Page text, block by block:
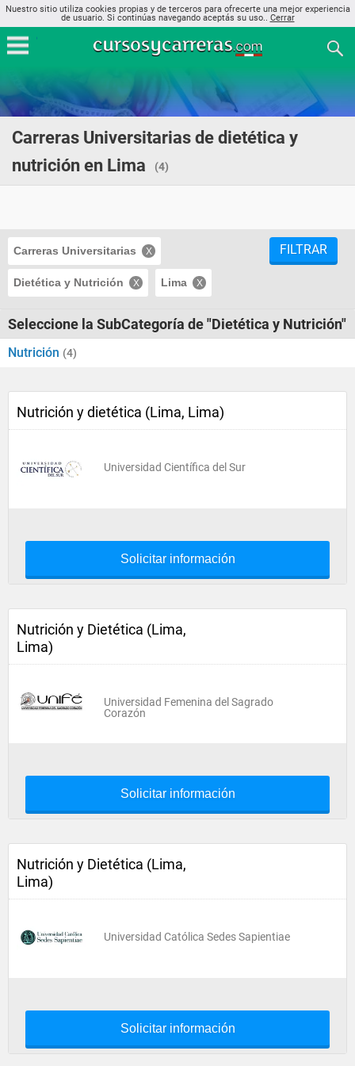
Nuestro sitio utiliza cookies propias y de terceros para ofrecerte una mejor experiencia
de usuario. Si continúas navegando aceptás su uso.. Cerrar
Carreras Universitarias de dietética y
nutrición en Lima
(4)
Carreras Universitarias
Dietética y Nutrición Lima
FILTRAR
Seleccione la SubCategoría de "Dietética y Nutrición"
Nutrición (4)
Nutrición y dietética (Lima, Lima)
Universidad Científica del Sur
Solicitar información
Nutrición y Dietética (Lima,
Lima)
Universidad Femenina del Sagrado
Corazón
Solicitar información
Nutrición y Dietética (Lima,
Lima)
Universidad Católica Sedes Sapientiae
Solicitar información